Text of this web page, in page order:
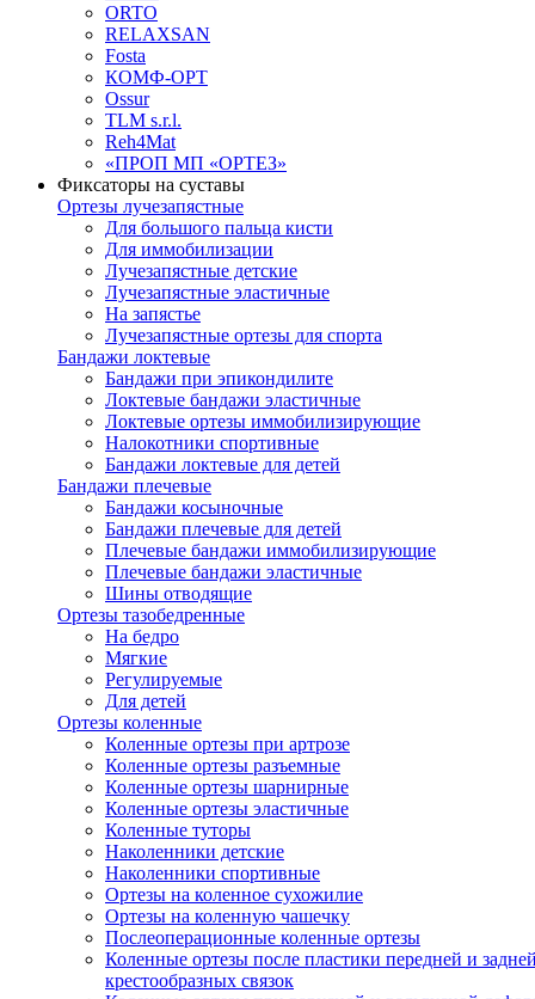
ORTO
RELAXSAN
Fosta
КОМФ-ОРТ
Ossur
TLM s.r.l.
Reh4Mat
«ПРОП МП «ОРТЕЗ»
Фиксаторы на суставы
Ортезы лучезапястные
Для большого пальца кисти
Для иммобилизации
Лучезапястные детские
Лучезапястные эластичные
На запястье
Лучезапястные ортезы для спорта
Бандажи локтевые
Бандажи при эпикондилите
Локтевые бандажи эластичные
Локтевые ортезы иммобилизирующие
Налокотники спортивные
Бандажи локтевые для детей
Бандажи плечевые
Бандажи косыночные
Бандажи плечевые для детей
Плечевые бандажи иммобилизирующие
Плечевые бандажи эластичные
Шины отводящие
Ортезы тазобедренные
На бедро
Мягкие
Регулируемые
Для детей
Ортезы коленные
Коленные ортезы при артрозе
Коленные ортезы разъемные
Коленные ортезы шарнирные
Коленные ортезы эластичные
Коленные туторы
Наколенники детские
Наколенники спортивные
Ортезы на коленное сухожилие
Ортезы на коленную чашечку
Послеоперационные коленные ортезы
Коленные ортезы после пластики передней и
крестообразных связок